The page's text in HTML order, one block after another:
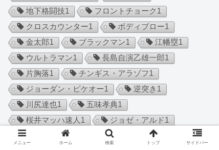
地下格闘技1 フロントチョーク1
クロスカウンター1 ボディブロー1
金太郎1 ブラックマン1 江幡塁1
ウルトラマン1 長島自演乙雄一郎1
片胸落1 チンギス・アラゾフ1
ジョーダン・ピケオー1 逆突き 1
川尻達也1 五味孝典1
桜井マッハ速人 1 ジョゼ・アルド1
エディ・アルバレス
ピーターアーツ
メニュー ホーム 検索 トップ サイドバー